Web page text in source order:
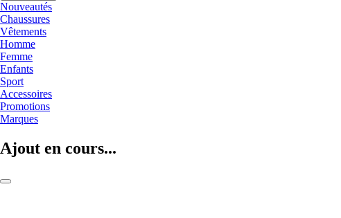
Nouveautés
Chaussures
Vêtements
Homme
Femme
Enfants
Sport
Accessoires
Promotions
Marques
Ajout en cours...